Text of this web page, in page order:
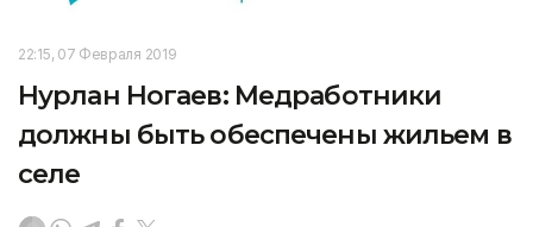
22:15, 07 Февраля 2019
Нурлан Ногаев: Медработники
должны быть обеспечены жильем в
селе